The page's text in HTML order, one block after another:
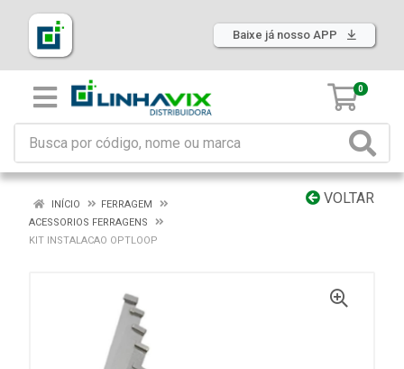
Baixe já nosso APP
0
VOLTAR
INÍCIO
FERRAGEM
ACESSORIOS FERRAGENS
KIT INSTALACAO OPTLOOP